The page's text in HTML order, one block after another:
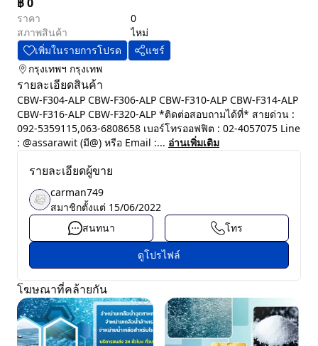
ราคา
0
สภาพสินค้า
ไหม่
เพิ่มในรายการโปรด
แชร์
กรุงเทพฯ กรุงเทพ
รายละเอียดสินค้า
CBW-F304-ALP CBW-F306-ALP CBW-F310-ALP CBW-F314-ALP
CBW-F316-ALP CBW-F320-ALP *ติดต่อสอบถามได้ที่* สายด่วน :
092-5359115,063-6808658 เบอร์โทรออฟฟิต : 02-4057075 Line
: @assarawit (มี@) หรือ Email :... อ่านเพิ่มเติม
รายละเอียดผู้ขาย
carman749
สมาชิกตั้งแต่ 15/06/2022
สนทนา
โทร
ดูโปรไฟล์
โฆษณาที่คล้ายกัน